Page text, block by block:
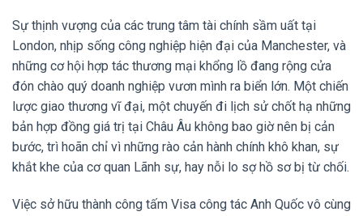
Sự thịnh vượng của các trung tâm tài chính sầm uất tại
London, nhịp sống công nghiệp hiện đại của Manchester, và
những cơ hội hợp tác thương mại khổng lồ đang rộng cửa
đón chào quý doanh nghiệp vươn mình ra biển lớn. Một chiến
lược giao thương vĩ đại, một chuyến đi lịch sử chốt hạ những
bản hợp đồng giá trị tại Châu Âu không bao giờ nên bị cản
bước, trì hoãn chỉ vì những rào cản hành chính khô khan, sự
khắt khe của cơ quan Lãnh sự, hay nỗi lo sợ hồ sơ bị từ chối.
Việc sở hữu thành công tấm Visa công tác Anh Quốc vô cùng